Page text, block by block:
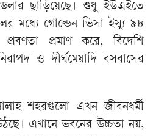
ছাড়িয়েছে। শুধু ইউএইতে
মধ্যে গোল্ডেন ভিসা ইস্যু ৯৮
প্রমাণ করে, বিদেশি
ও দীর্ঘমেয়াদি বসবাসের
শহরগুলো এখন জীবনধর্মী
এখানে ভবনের উচ্চতা নয়,